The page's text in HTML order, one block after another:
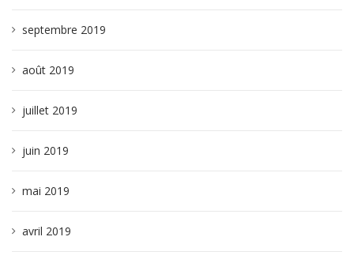
septembre 2019
août 2019
juillet 2019
juin 2019
mai 2019
avril 2019